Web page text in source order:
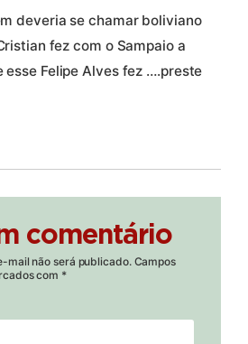
deveria se chamar boliviano
fez com o Sampaio a
esse Felipe Alves fez ….preste
comentário
mail não será publicado. Campos
com *